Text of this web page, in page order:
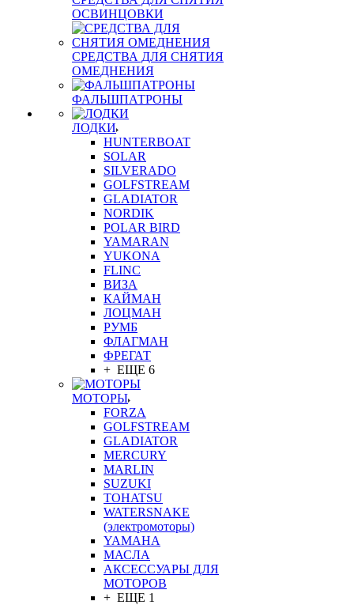
ОСВИНЦОВКИ
СРЕДСТВА ДЛЯ СНЯТИЯ
ОМЕДНЕНИЯ
ФАЛЬШПАТРОНЫ
ЛОДКИ
HUNTERBOAT
SOLAR
SILVERADO
GOLFSTREAM
GLADIATOR
NORDIK
POLAR BIRD
YAMARAN
YUKONA
FLINC
ВИЗА
КАЙМАН
ЛОЦМАН
РУМБ
ФЛАГМАН
ФРЕГАТ
+ ЕЩЕ 6
МОТОРЫ
FORZA
GOLFSTREAM
GLADIATOR
MERCURY
MARLIN
SUZUKI
TOHATSU
WATERSNAKE
(электромоторы)
YAMAHA
МАСЛА
АКСЕССУАРЫ ДЛЯ
МОТОРОВ
+ ЕЩЕ 1